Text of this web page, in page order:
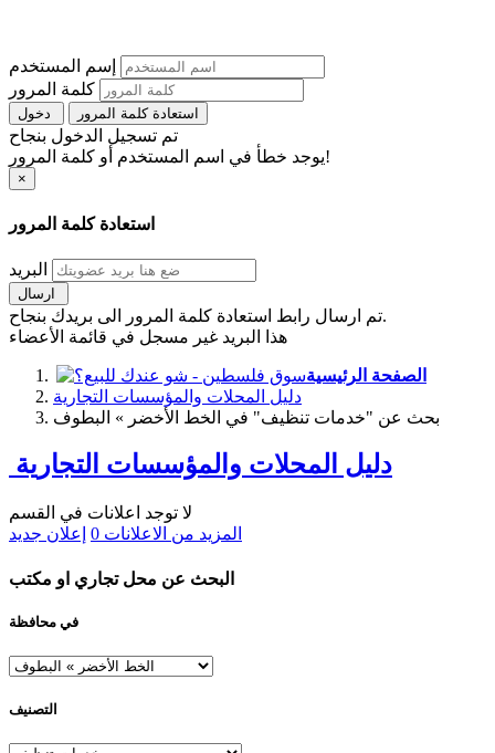
إسم المستخدم
كلمة المرور
استعادة كلمة المرور
تم تسجيل الدخول بنجاح
يوجد خطأ في اسم المستخدم أو كلمة المرور!
×
استعادة كلمة المرور
البريد
تم ارسال رابط استعادة كلمة المرور الى بريدك بنجاح.
هذا البريد غير مسجل في قائمة الأعضاء
الصفحة الرئيسية
دليل المحلات والمؤسسات التجارية
بحث عن "خدمات تنظيف" في الخط الأخضر » البطوف
دليل المحلات والمؤسسات التجارية
لا توجد اعلانات في القسم
المزيد من الاعلانات 0 إعلان جديد
البحث عن محل تجاري او مكتب
في محافظة
التصنيف